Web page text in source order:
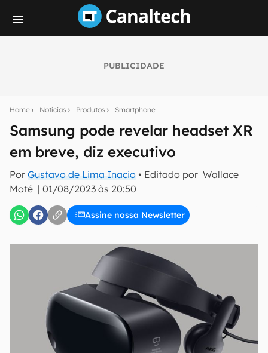
PUBLICIDADE
Home Notícias Produtos Smartphone
Samsung pode revelar headset XR
em breve, diz executivo
Por Gustavo de Lima Inacio • Editado por Wallace
Moté | 01/08/2023 às 20:50
Assine nossa Newsletter
notícias e reviews sobre tecnologia em primeira
E-mail
Uso e Política de Privacidade do Canaltech.